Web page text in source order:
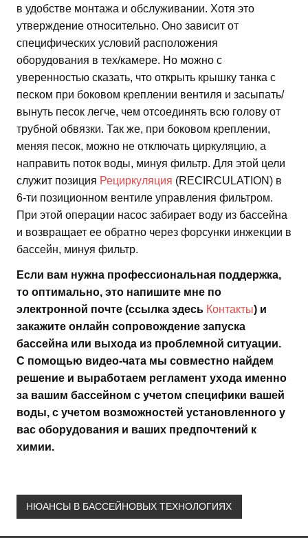
в удобстве монтажа и обслуживании. Хотя это
утверждение относительно. Оно зависит от
специфических условий расположения
оборудования в тех/камере. Но можно с
уверенностью сказать, что открыть крышку танка с
песком при боковом креплении вентиля и засыпать/
вынуть песок легче, чем отсоединять всю голову от
трубной обвязки. Так же, при боковом креплении,
меняя песок, можно не отключать циркуляцию, а
направить поток воды, минуя фильтр. Для этой цели
служит позиция Рециркуляция (RECIRCULATION) в
6-ти позиционном вентиле управления фильтром.
При этой операции насос забирает воду из бассейна
и возвращает ее обратно через форсунки инжекции в
бассейн, минуя фильтр.
Если вам нужна профессиональная поддержка,
то оптимально, это напишите мне по
электронной почте (ссылка здесь Контакты) и
закажите онлайн сопровождение запуска
бассейна или выхода из проблемной ситуации.
С помощью видео-чата мы совместно найдем
решение и выработаем регламент ухода именно
за вашим бассейном с учетом специфики вашей
воды, с учетом возможностей установленного у
вас оборудования и ваших предпочтений к
химии.
НЮАНСЫ В БАССЕЙНОВЫХ ТЕХНОЛОГИЯХ